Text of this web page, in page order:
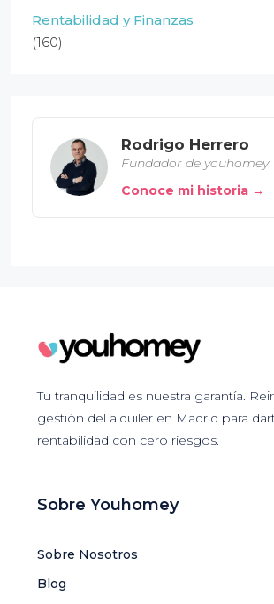
Rentabilidad y Finanzas
(160)
Rodrigo Herrero
Fundador de youhomey
Conoce mi historia →
Tu tranquilidad es nuestra garantía.
gestión del alquiler en Madrid para
rentabilidad con cero riesgos.
Sobre Youhomey
Sobre Nosotros
Blog